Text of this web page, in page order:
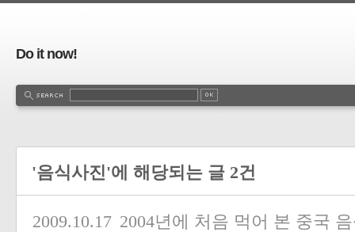
Do it now!
'음식사진'에 해당되는 글 2건
2009.10.17 2004년에 처음 먹어 본 중국